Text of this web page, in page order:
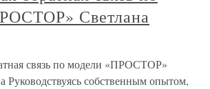
Светлана
связь по модели «ПРОСТОР»
Руководствуясь собственным опытом,